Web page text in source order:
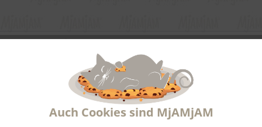
wir sind für dich da
service und service
Auch Cookies sind MjAMjAM